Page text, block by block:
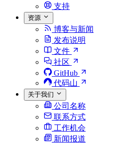
支持
资源
博客与新闻
发布说明
文件
社区
GitHub
代码山
关于我们
公司名称
联系方式
工作机会
新闻报道